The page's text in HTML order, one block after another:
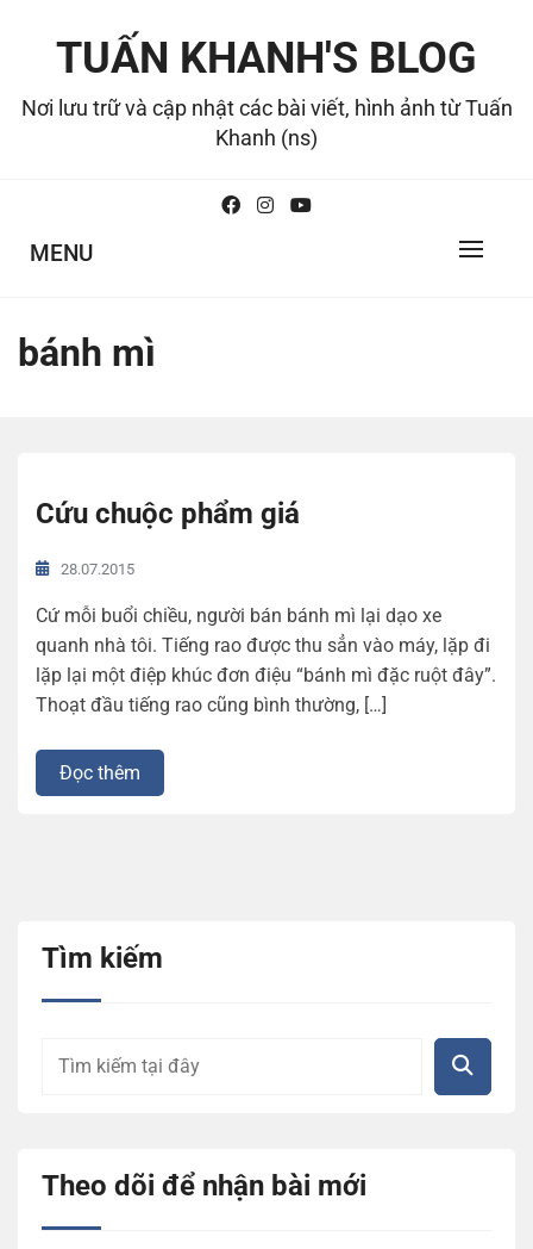
TUẤN KHANH'S BLOG
Nơi lưu trữ và cập nhật các bài viết, hình ảnh từ Tuấn
Khanh (ns)
MENU
bánh mì
Cứu chuộc phẩm giá
28.07.2015
Cứ mỗi buổi chiều, người bán bánh mì lại dạo xe
quanh nhà tôi. Tiếng rao được thu sẳn vào máy, lặp đi
lặp lại một điệp khúc đơn điệu “bánh mì đặc ruột đây”.
Thoạt đầu tiếng rao cũng bình thường, […]
Đọc thêm
Tìm kiếm
Theo dõi để nhận bài mới